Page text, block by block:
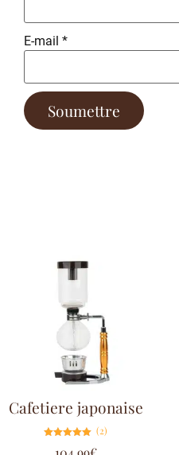
E-mail *
Cafetiere japonaise
(2)